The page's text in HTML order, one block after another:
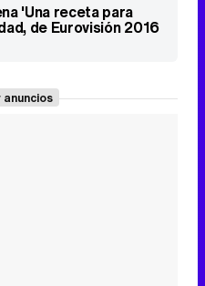
'Una receta para
de Eurovisión 2016
anuncios